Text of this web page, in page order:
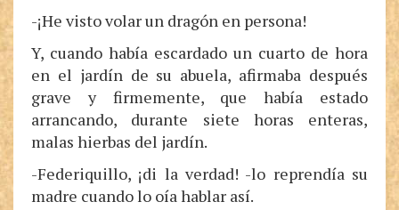
-¡He visto volar un dragón en persona!
Y, cuando había escardado un cuarto de hora
en el jardín de su abuela, afirmaba después
grave y firmemente, que había estado
arrancando, durante siete horas enteras,
malas hierbas del jardín.
-Federiquillo, ¡di la verdad! -lo reprendía su
madre cuando lo oía hablar así.